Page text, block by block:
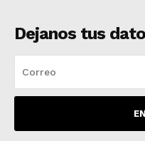
Dejanos tus